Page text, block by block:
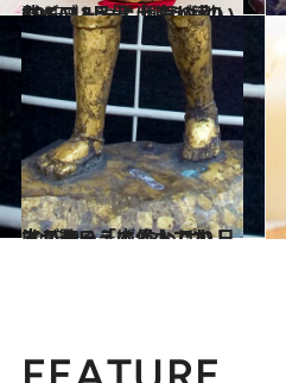
2015.11.6
CREA12月号「贈りものバイブル」には 気の利いたギフトや手土産が満載！
カルチャー
2015.9.2
ミスター「本とおでかけ」といえば やっぱり日本が誇るこの偉人です！
カルチャー